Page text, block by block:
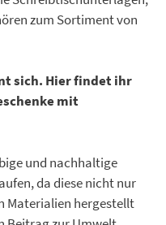
zum Sortiment von
sich. Hier findet ihr
mit
und nachhaltige
da diese nicht nur
Materialien hergestellt